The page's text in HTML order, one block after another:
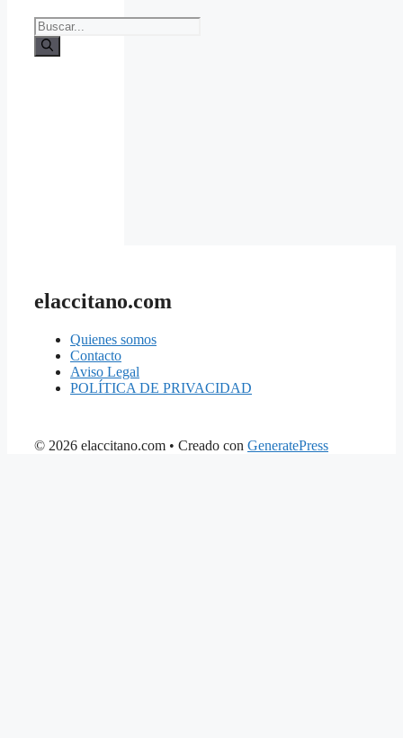
Buscar:
elaccitano.com
Quienes somos
Contacto
Aviso Legal
POLÍTICA DE PRIVACIDAD
© 2026 elaccitano.com • Creado con GeneratePress